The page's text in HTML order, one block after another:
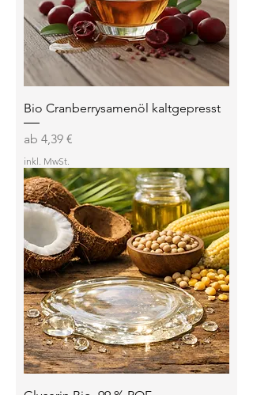
Bio Cranberrysamenöl kaltgepresst
ab 4,39 €
Sale-Preis
inkl. MwSt.